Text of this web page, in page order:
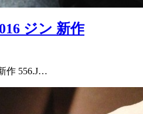
ジン 新作
作 556.J…